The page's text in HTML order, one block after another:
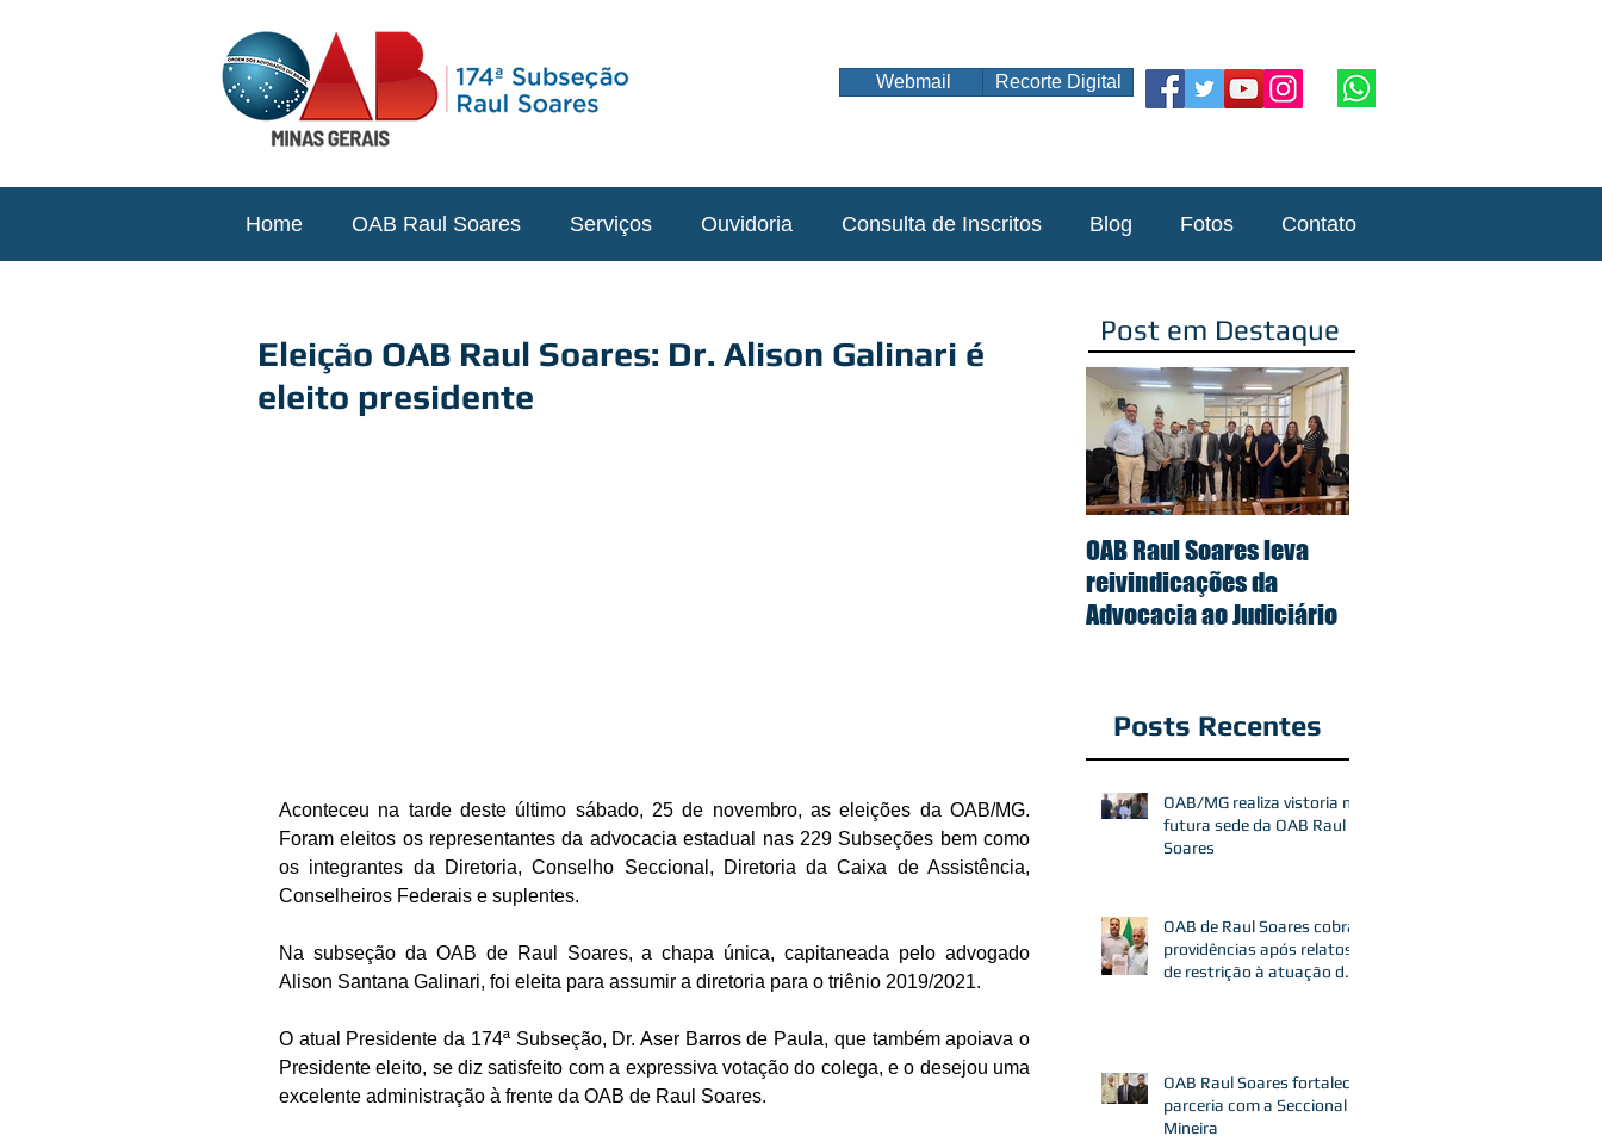
Webmail Recorte Digital
Home OAB Raul Soares Serviços Ouvidoria Consulta de Inscritos Blog Fotos Contato
Eleição OAB Raul Soares: Dr. Alison Galinari é
eleito presidente
Aconteceu na tarde deste último sábado, 25 de novembro, as eleições da OAB/MG.
Foram eleitos os representantes da advocacia estadual nas 229 Subseções bem como
os integrantes da Diretoria, Conselho Seccional, Diretoria da Caixa de Assistência,
Conselheiros Federais e suplentes.
Na subseção da OAB de Raul Soares, a chapa única, capitaneada pelo advogado
Alison Santana Galinari, foi eleita para assumir a diretoria para o triênio 2019/2021.
O atual Presidente da 174ª Subseção, Dr. Aser Barros de Paula, que também apoiava o
Presidente eleito, se diz satisfeito com a expressiva votação do colega, e o desejou uma
excelente administração à frente da OAB de Raul Soares.
Post em Destaque
OAB Raul Soares leva
reivindicações da
Advocacia ao Judiciário
Posts Recentes
OAB/MG realiza vistoria na
futura sede da OAB Raul
Soares
OAB de Raul Soares cobra
providências após relatos
de restrição à atuação de
OAB Raul Soares fortalece
parceria com a Seccional
Mineira